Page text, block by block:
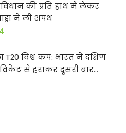
की प्रति हाथ में लेकर
ने ली शपथ
T20 विश्व कप: भारत ने दक्षिण
से हराकर दूसरी बार